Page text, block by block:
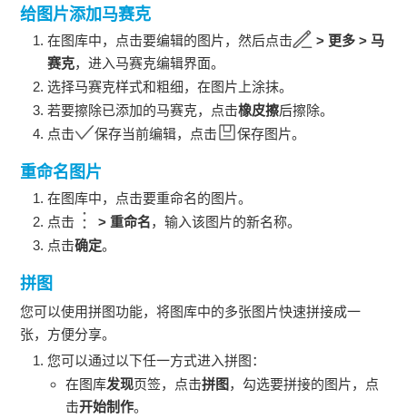
给图片添加马赛克
在图库中，点击要编辑的图片，然后点击 > 更多 >马
赛克，进入马赛克编辑界面。
选择马赛克样式和粗细，在图片上涂抹。
若要擦除已添加的马赛克，点击橡皮擦后擦除。
点击
保存当前编辑，点击 保存图片。
重命名图片
在图库中，点击要重命名的图片。
点击
>重命名，输入该图片的新名称。
点击确定。
拼图
您可以使用拼图功能，将图库中的多张图片快速拼接成一
张，方便分享。
您可以通过以下任一方式进入拼图：
在图库发现页签，点击拼图 ，勾选要拼接的图片，点
击开始制作。